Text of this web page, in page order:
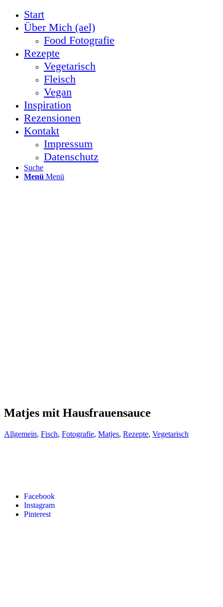
Start
Über Mich (ael)
Food Fotografie
Rezepte
Vegetarisch
Fleisch
Vegan
Inspiration
Rezensionen
Kontakt
Impressum
Datenschutz
Suche
Menü Menü
Facebook
Instagram
Pinterest
Matjes mit Hausfrauensauce
Allgemein, Fisch, Fotografie, Matjes, Rezepte, Vegetarisch